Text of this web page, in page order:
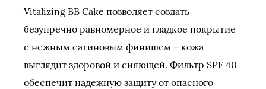
Vitalizing BB Cake позволяет создать
безупречно равномерное и гладкое покрытие
с нежным сатиновым финишем – кожа
выглядит здоровой и сияющей. Фильтр SPF 40
обеспечит надежную защиту от опасного